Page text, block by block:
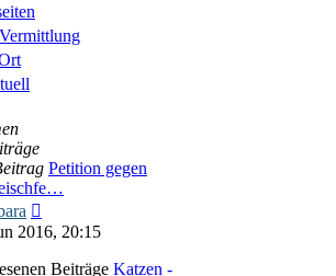
Petition gegen
Beitrag
2016, 20:15
Katzen -